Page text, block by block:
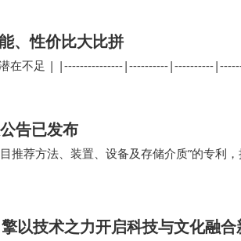
、性价比大比拼
在不足 | |---------------|----------|----------
告已发布
推荐方法、装置、设备及存储介质”的专利，
飞股份有限公司，成…
以技术之力开启科技与文化融合